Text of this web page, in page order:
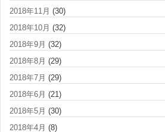
2018年11月 (30)
2018年10月 (32)
2018年9月 (32)
2018年8月 (29)
2018年7月 (29)
2018年6月 (21)
2018年5月 (30)
2018年4月 (8)